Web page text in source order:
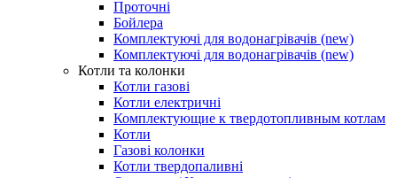
Проточні
Бойлера
Комплектуючі для водонагрівачів (new)
Комплектуючі для водонагрівачів (new)
Котли та колонки
Котли газові
Котли електричні
Комплектующие к твердотопливным котлам
Котли
Газові колонки
Котли твердопаливні